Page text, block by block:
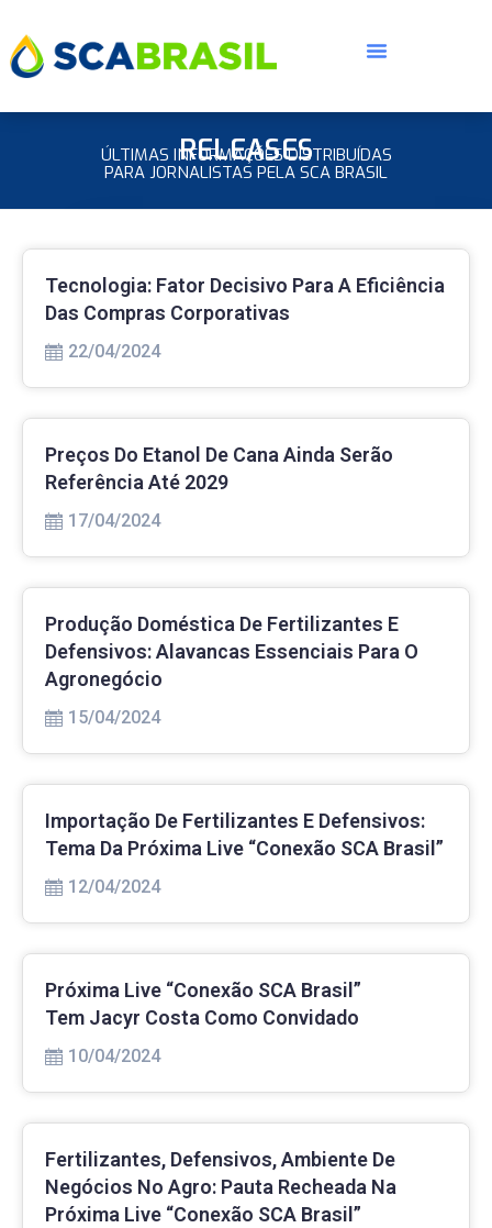
RELEASES
ÚLTIMAS INFORMAÇÕES DISTRIBUÍDAS
PARA JORNALISTAS PELA SCA BRASIL
Tecnologia: Fator Decisivo Para A Eficiência
Das Compras Corporativas
22/04/2024
Preços Do Etanol De Cana Ainda Serão
Referência Até 2029
17/04/2024
Produção Doméstica De Fertilizantes E
Defensivos: Alavancas Essenciais Para O
Agronegócio
15/04/2024
Importação De Fertilizantes E Defensivos:
Tema Da Próxima Live “Conexão SCA Brasil”
12/04/2024
Próxima Live “Conexão SCA Brasil”
Tem Jacyr Costa Como Convidado
10/04/2024
Fertilizantes, Defensivos, Ambiente De
Negócios No Agro: Pauta Recheada Na
Próxima Live “Conexão SCA Brasil”